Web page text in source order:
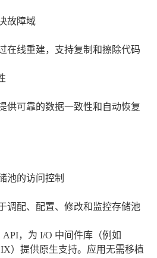
故障域
在线重建，支持复制和擦除代码
供可靠的数据一致性和自动恢复
池的访问控制
调配、配置、修改和监控存储池
，为 I/O 中间件库（例如
）提供原生支持。应用无需移植